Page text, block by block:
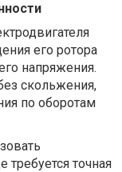
его ротора
напряжения.
скольжения,
по оборотам
требуется точная